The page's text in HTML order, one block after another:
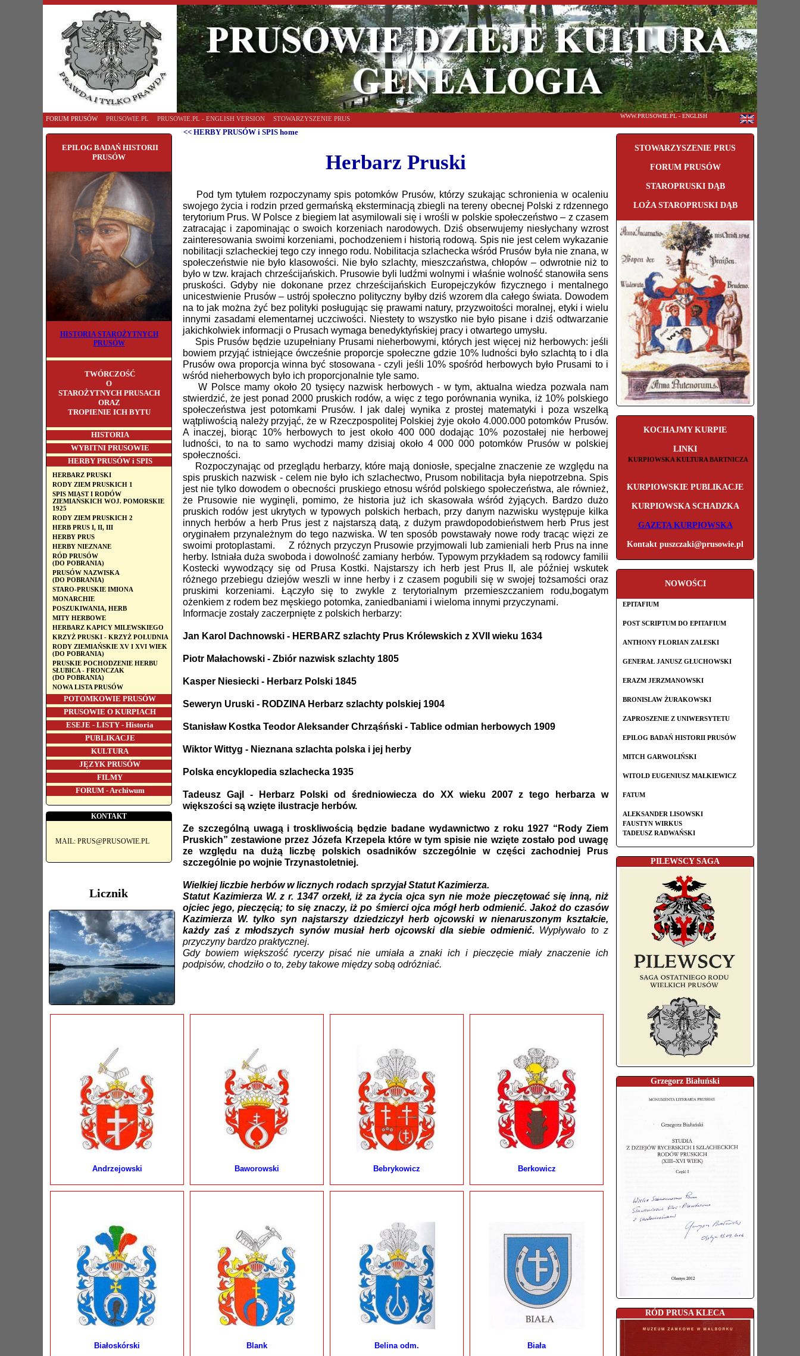
FORUM PRUSÓW PRUSOWIE.PL PRUSOWIE.PL - ENGLISH VERSION STOWARZYSZENIE PRUS WWW.PRUSOWIE.PL - ENGLISH
EPILOG BADAŃ HISTORII
PRUSÓW
HISTORIA STAROŻYTNYCH
PRUSÓW
TWÓRCZOŚĆ
O
STAROŻYTNYCH PRUSACH
ORAZ
TROPIENIE ICH BYTU
HISTORIA
WYBITNI PRUSOWIE
HERBY PRUSÓW i SPIS
HERBARZ PRUSKI
RODY ZIEM PRUSKICH 1
SPIS MIAST I RODÓW
ZIEMIAŃSKICH WOJ. POMORSKIE
1925
RODY ZIEM PRUSKICH 2
HERB PRUS I, II, III
HERBY PRUS
HERBY NIEZNANE
RÓD PRUSÓW
(DO POBRANIA)
PRUSÓW NAZWISKA
(DO POBRANIA)
STARO-PRUSKIE IMIONA
MONARCHIE
POSZUKIWANIA, HERB
MITY HERBOWE
HERBARZ KAPICY MILEWSKIEGO
KRZYŻ PRUSKI - KRZYŻ POŁUDNIA
RODY ZIEMIAŃSKIE XV I XVI WIEK
(DO POBRANIA)
PRUSKIE POCHODZENIE HERBU
SŁUBICA - FRONCZAK
(DO POBRANIA)
NOWA LISTA PRUSÓW
POTOMKOWIE PRUSÓW
PRUSOWIE O KURPIACH
ESEJE - LISTY - Historia
PUBLIKACJE
KULTURA
JĘZYK PRUSÓW
FILMY
FORUM - Archiwum
KONTAKT
MAIL: PRUS@PRUSOWIE.PL
Licznik
STOWARZYSZENIE PRUS
FORUM PRUSÓW
STAROPRUSKI DĄB
LOŻA STAROPRUSKI DĄB
KOCHAJMY KURPIE
LINKI
KURPIOWSKA KULTURA BARTNICZA
KURPIOWSKIE PUBLIKACJE
KURPIOWSKA SCHADZKA
GAZETA KURPIOWSKA
Kontakt puszczaki@prusowie.pl
NOWOŚCI
EPITAFIUM
POST SCRIPTUM DO EPITAFIUM
ANTHONY FLORIAN ZALESKI
GENERAŁ JANUSZ GŁUCHOWSKI
ERAZM JERZMANOWSKI
BRONISLAW ŻURAKOWSKI
ZAPROSZENIE Z UNIWERSYTETU
EPILOG BADAŃ HISTORII PRUSÓW
MITCH GARWOLIŃSKI
WITOLD EUGENIUSZ MAŁKIEWICZ
FATUM
ALEKSANDER LISOWSKI
FAUSTYN WIRKUS
TADEUSZ RADWAŃSKI
PILEWSCY SAGA
Grzegorz Białuński
RÓD PRUSA KLECA
<< HERBY PRUSÓW i SPIS home
Herbarz Pruski
Pod tym tytułem rozpoczynamy spis potomków Prusów, którzy szukając schronienia w ocaleniu
swojego życia i rodzin przed germańską eksterminacją zbiegli na tereny obecnej Polski z rdzennego
terytorium Prus. W Polsce z biegiem lat asymilowali się i wrośli w polskie społeczeństwo – z czasem
zatracając i zapominając o swoich korzeniach narodowych. Dziś obserwujemy niesłychany wzrost
zainteresowania swoimi korzeniami, pochodzeniem i historią rodową. Spis nie jest celem wykazanie
nobilitacji szlacheckiej tego czy innego rodu. Nobilitacja szlachecka wśród Prusów była nie znana, w
społeczeństwie nie było klasowości. Nie było szlachty, mieszczaństwa, chłopów – odwrotnie niż to
było w tzw. krajach chrześcijańskich. Prusowie byli ludźmi wolnymi i właśnie wolność stanowiła sens
pruskości. Gdyby nie dokonane przez chrześcijańskich Europejczyków fizycznego i mentalnego
unicestwienie Prusów – ustrój społeczno polityczny byłby dziś wzorem dla całego świata. Dowodem
na to jak można żyć bez polityki posługując się prawami natury, przyzwoitości moralnej, etyki i wielu
innymi zasadami elementarnej uczciwości. Niestety to wszystko nie było pisane i dziś odtwarzanie
jakichkolwiek informacji o Prusach wymaga benedyktyńskiej pracy i otwartego umysłu.
Spis Prusów będzie uzupełniany Prusami nieherbowymi, których jest więcej niż herbowych: jeśli
bowiem przyjąć istniejące ówcześnie proporcje społeczne gdzie 10% ludności było szlachtą to i dla
Prusów owa proporcja winna być stosowana - czyli jeśli 10% spośród herbowych było Prusami to i
wśród nieherbowych było ich proporcjonalnie tyle samo.
W Polsce mamy około 20 tysięcy nazwisk herbowych - w tym, aktualna wiedza pozwala nam
stwierdzić, że jest ponad 2000 pruskich rodów, a więc z tego porównania wynika, iż 10% polskiego
społeczeństwa jest potomkami Prusów. I jak dalej wynika z prostej matematyki i poza wszelką
wątpliwością należy przyjąć, że w Rzeczpospolitej Polskiej żyje około 4.000.000 potomków Prusów.
A inaczej, biorąc 10% herbowych to jest około 400 000 dodając 10% pozostałej nie herbowej
ludności, to na to samo wychodzi mamy dzisiaj około 4 000 000 potomków Prusów w polskiej
społeczności.
Rozpoczynając od przeglądu herbarzy, które mają doniosłe, specjalne znaczenie ze względu na
spis pruskich nazwisk - celem nie było ich szlachectwo, Prusom nobilitacja była niepotrzebna. Spis
jest nie tylko dowodem o obecności pruskiego etnosu wśród polskiego społeczeństwa, ale również,
że Prusowie nie wyginęli, pomimo, że historia już ich skasowała wśród żyjących. Bardzo dużo
pruskich rodów jest ukrytych w typowych polskich herbach, przy danym nazwisku występuje kilka
innych herbów a herb Prus jest z najstarszą datą, z dużym prawdopodobieństwem herb Prus jest
oryginałem przynależnym do tego nazwiska. W ten sposób powstawały nowe rody tracąc więzi ze
swoimi protoplastami. Z różnych przyczyn Prusowie przyjmowali lub zamieniali herb Prus na inne
herby. Istniała duża swoboda i dowolność zamiany herbów. Typowym przykładem są rodowcy familii
Kostecki wywodzący się od Prusa Kostki. Najstarszy ich herb jest Prus II, ale później wskutek
różnego przebiegu dziejów weszli w inne herby i z czasem pogubili się w swojej tożsamości oraz
pruskimi korzeniami. Łączyło się to zwykle z terytorialnym przemieszczaniem rodu,bogatym
ożenkiem z rodem bez męskiego potomka, zaniedbaniami i wieloma innymi przyczynami.
Informacje zostały zaczerpnięte z polskich herbarzy:
Jan Karol Dachnowski - HERBARZ szlachty Prus Królewskich z XVII wieku 1634
Piotr Małachowski - Zbiór nazwisk szlachty 1805
Kasper Niesiecki - Herbarz Polski 1845
Seweryn Uruski - RODZINA Herbarz szlachty polskiej 1904
Stanisław Kostka Teodor Aleksander Chrząśński - Tablice odmian herbowych 1909
Wiktor Wittyg - Nieznana szlachta polska i jej herby
Polska encyklopedia szlachecka 1935
Tadeusz Gajl - Herbarz Polski od średniowiecza do XX wieku 2007 z tego herbarza w
większości są wzięte ilustracje herbów.
Ze szczególną uwagą i troskliwością będzie badane wydawnictwo z roku 1927 “Rody Ziem
Pruskich” zestawione przez Józefa Krzepela które w tym spisie nie wzięte zostało pod uwagę
ze względu na dużą liczbę polskich osadników szczególnie w części zachodniej Prus
szczególnie po wojnie Trzynastoletniej.
Wielkiej liczbie herbów w licznych rodach sprzyjał Statut Kazimierza.
Statut Kazimierza W. z r. 1347 orzekł, iż za życia ojca syn nie może pieczętować się inną, niż
ojciec jego, pieczęcią; to się znaczy, iż po śmierci ojca mógł herb odmienić. Jakoż do czasów
Kazimierza W. tylko syn najstarszy dziedziczył herb ojcowski w nienaruszonym kształcie,
każdy zaś z młodszych synów musiał herb ojcowski dla siebie odmienić. Wypływało to z
przyczyny bardzo praktycznej.
Gdy bowiem większość rycerzy pisać nie umiała a znaki ich i pieczęcie miały znaczenie ich
podpisów, chodziło o to, żeby takowe między sobą odróżniać.
Andrzejowski Baworowski Bebrykowicz Berkowicz
Białoskórski Blank Belina odm. Biała